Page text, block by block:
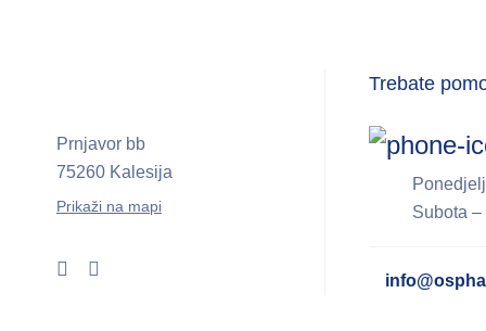
MAX MEDICA
MAXIVITA
Prnjavor bb
75260 Kalesija
Prikaži na mapi
Trebate
Subota